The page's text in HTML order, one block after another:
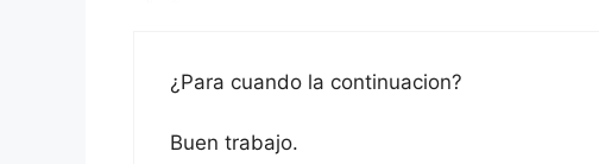
¿Para cuando la continuacion?
Buen trabajo.